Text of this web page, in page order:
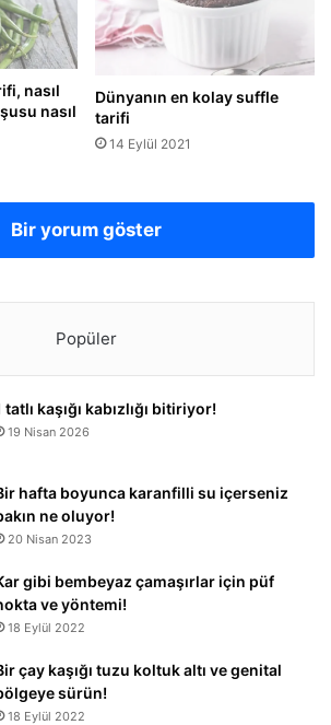
nasıl
nasıl
Dünyanın en kolay suffle
tarifi
14 Eylül 2021
Bir yorum göster
Popüler
tatlı kaşığı kabızlığı bitiriyor!
19 Nisan 2026
hafta boyunca karanfilli su içerseniz
ne oluyor!
20 Nisan 2023
gibi bembeyaz çamaşırlar için püf
ve yöntemi!
18 Eylül 2022
çay kaşığı tuzu koltuk altı ve genital
sürün!
18 Eylül 2022